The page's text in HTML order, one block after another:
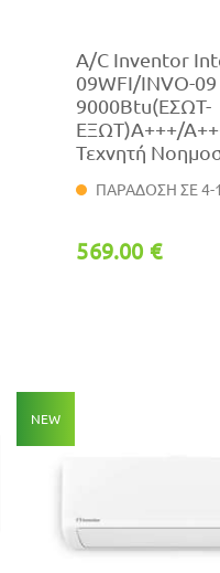
A/C Inventor
09WFI/INVO-09
9000Btu(ΕΣΩΤ-
ΕΞΩΤ)A+++/
Τεχνητή
ΠΑΡΑΔΟΣΗ ΣΕ
569.00 €
NEW